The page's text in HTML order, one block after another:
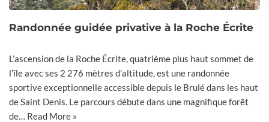
Randonnée guidée privative à la Roche Écrite
L’ascension de la Roche Écrite, quatrième plus haut sommet de
l’île avec ses 2 276 mètres d’altitude, est une randonnée
sportive exceptionnelle accessible depuis le Brulé dans les haut
de Saint Denis. Le parcours débute dans une magnifique forêt
de… Read More »